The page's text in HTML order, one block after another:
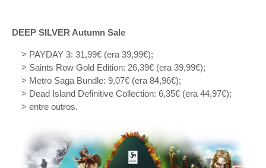
DEEP SILVER Autumn Sale
> PAYDAY 3: 31,99€ (era 39,99€);
> Saints Row Gold Edition: 26,39€ (era 39,99€);
> Metro Saga Bundle: 9,07€ (era 84,96€);
> Dead Island Definitive Collection: 6,35€ (era 44,97€);
> entre outros.